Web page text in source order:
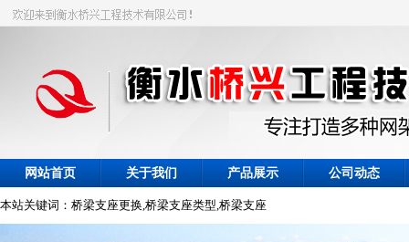
网站首页 关于我们 产品展示 公司动态
本站关键词：桥梁支座更换,桥梁支座类型,桥梁支座